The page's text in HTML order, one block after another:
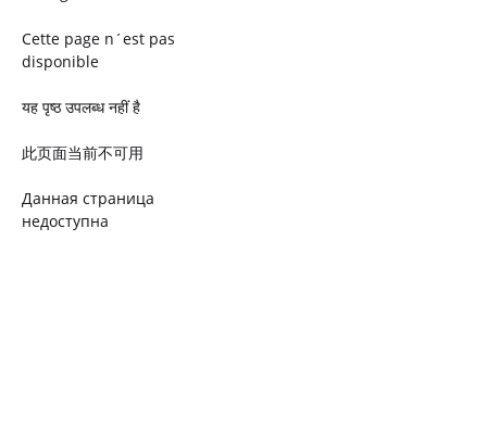
Cette page n´est pas
disponible
यह पृष्ठ उपलब्ध नहीं है
此页面当前不可用
Данная страница
недоступна